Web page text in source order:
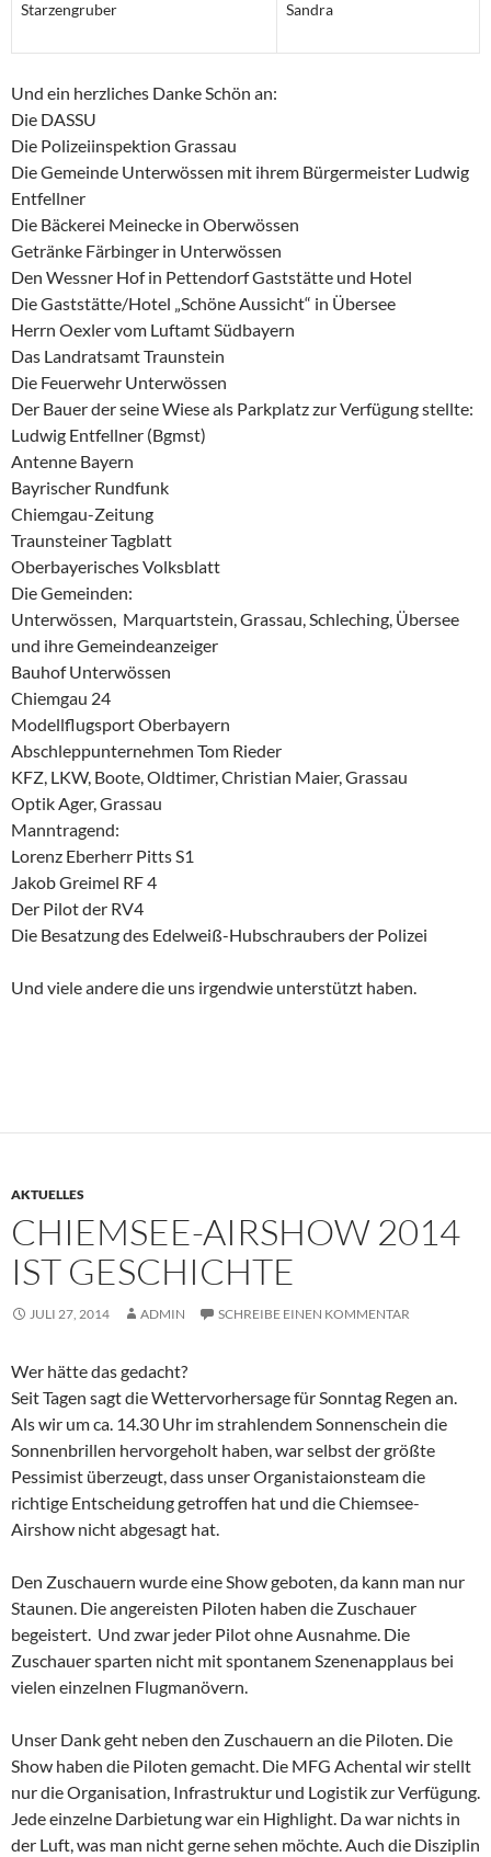
Starzengruber Sandra
Und ein herzliches Danke Schön an:
Die DASSU
Die Polizeiinspektion Grassau
Die Gemeinde Unterwössen mit ihrem Bürgermeister Ludwig
Entfellner
Die Bäckerei Meinecke in Oberwössen
Getränke Färbinger in Unterwössen
Den Wessner Hof in Pettendorf Gaststätte und Hotel
Die Gaststätte/Hotel „Schöne Aussicht“ in Übersee
Herrn Oexler vom Luftamt Südbayern
Das Landratsamt Traunstein
Die Feuerwehr Unterwössen
Der Bauer der seine Wiese als Parkplatz zur Verfügung stellte:
Ludwig Entfellner (Bgmst)
Antenne Bayern
Bayrischer Rundfunk
Chiemgau-Zeitung
Traunsteiner Tagblatt
Oberbayerisches Volksblatt
Die Gemeinden:
Unterwössen, Marquartstein, Grassau, Schleching, Übersee
und ihre Gemeindeanzeiger
Bauhof Unterwössen
Chiemgau 24
Modellflugsport Oberbayern
Abschleppunternehmen Tom Rieder
KFZ, LKW, Boote, Oldtimer, Christian Maier, Grassau
Optik Ager, Grassau
Manntragend:
Lorenz Eberherr Pitts S1
Jakob Greimel RF 4
Der Pilot der RV4
Die Besatzung des Edelweiß-Hubschraubers der Polizei
Und viele andere die uns irgendwie unterstützt haben.
AKTUELLES
CHIEMSEE-AIRSHOW 2014
IST GESCHICHTE
JULI 27, 2014 ADMIN SCHREIBE EINEN KOMMENTAR
Wer hätte das gedacht?
Seit Tagen sagt die Wettervorhersage für Sonntag Regen an.
Als wir um ca. 14.30 Uhr im strahlendem Sonnenschein die
Sonnenbrillen hervorgeholt haben, war selbst der größte
Pessimist überzeugt, dass unser Organistaionsteam die
richtige Entscheidung getroffen hat und die Chiemsee-
Airshow nicht abgesagt hat.
Den Zuschauern wurde eine Show geboten, da kann man nur
Staunen. Die angereisten Piloten haben die Zuschauer
begeistert. Und zwar jeder Pilot ohne Ausnahme. Die
Zuschauer sparten nicht mit spontanem Szenenapplaus bei
vielen einzelnen Flugmanövern.
Unser Dank geht neben den Zuschauern an die Piloten. Die
Show haben die Piloten gemacht. Die MFG Achental wir stellt
nur die Organisation, Infrastruktur und Logistik zur Verfügung.
Jede einzelne Darbietung war ein Highlight. Da war nichts in
der Luft, was man nicht gerne sehen möchte. Auch die Disziplin